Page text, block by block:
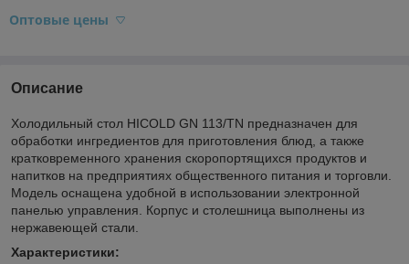
Оптовые цены
Описание
Холодильный стол HICOLD GN 113/TN предназначен для
обработки ингредиентов для приготовления блюд, а также
кратковременного хранения скоропортящихся продуктов и
напитков на предприятиях общественного питания и торговли.
Модель оснащена удобной в использовании электронной
панелью управления. Корпус и столешница выполнены из
нержавеющей стали.
Характеристики: